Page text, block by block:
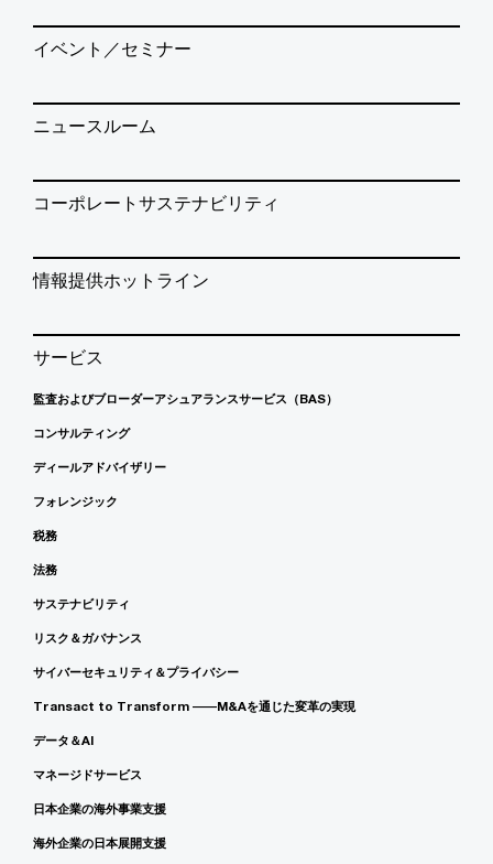
イベント／セミナー
ニュースルーム
コーポレートサステナビリティ
情報提供ホットライン
サービス
監査およびブローダーアシュアランスサービス（BAS）
コンサルティング
ディールアドバイザリー
フォレンジック
税務
法務
サステナビリティ
リスク＆ガバナンス
サイバーセキュリティ＆プライバシー
Transact to Transform ――M&Aを通じた変革の実現
データ＆AI
マネージドサービス
日本企業の海外事業支援
海外企業の日本展開支援